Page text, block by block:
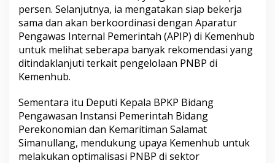
persen. Selanjutnya, ia mengatakan siap bekerja
sama dan akan berkoordinasi dengan Aparatur
Pengawas Internal Pemerintah (APIP) di Kemenhub
untuk melihat seberapa banyak rekomendasi yang
ditindaklanjuti terkait pengelolaan PNBP di
Kemenhub.
Sementara itu Deputi Kepala BPKP Bidang
Pengawasan Instansi Pemerintah Bidang
Perekonomian dan Kemaritiman Salamat
Simanullang, mendukung upaya Kemenhub untuk
melakukan optimalisasi PNBP di sektor